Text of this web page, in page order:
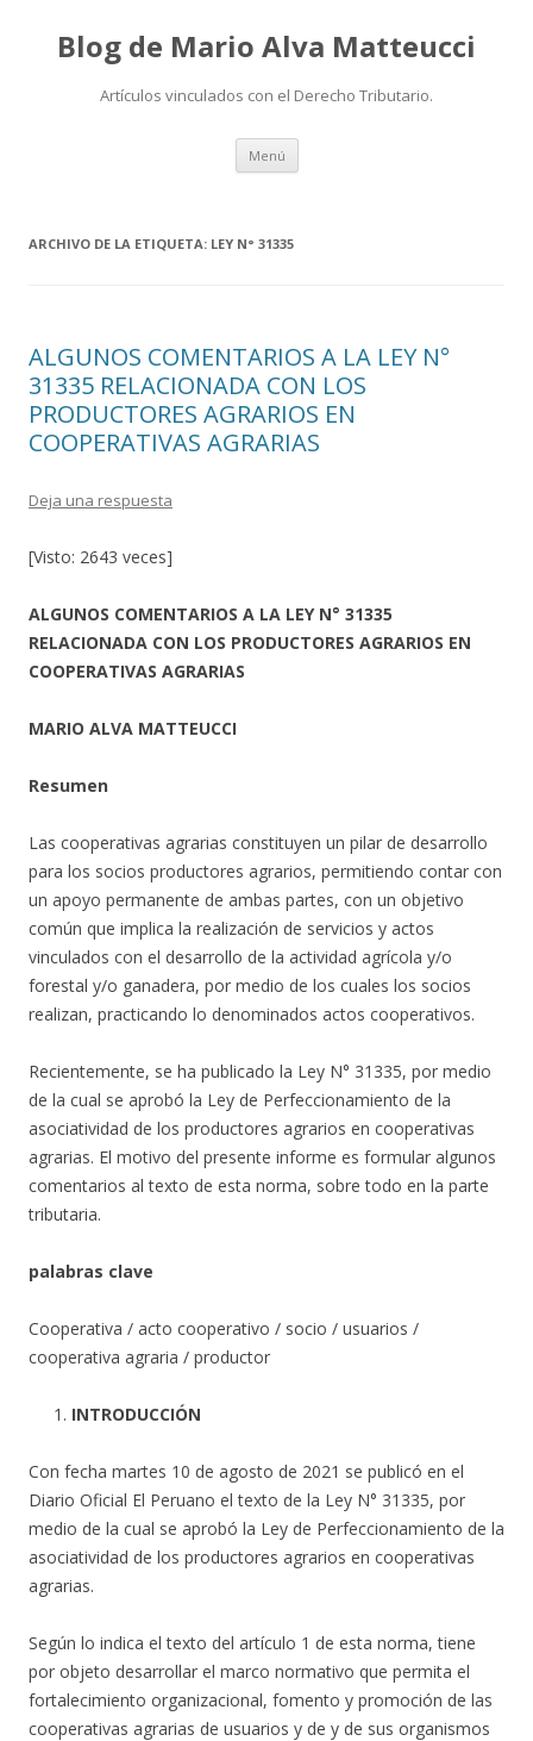
Blog de Mario Alva Matteucci
Artículos vinculados con el Derecho Tributario.
Menú Ir
contenido
ARCHIVO DE LA ETIQUETA: LEY N° 31335
ALGUNOS COMENTARIOS A LA LEY N°
31335 RELACIONADA CON LOS
PRODUCTORES AGRARIOS EN
COOPERATIVAS AGRARIAS
Deja una respuesta
[Visto: 2643 veces]
ALGUNOS COMENTARIOS A LA LEY N° 31335
RELACIONADA CON LOS PRODUCTORES AGRARIOS EN
COOPERATIVAS AGRARIAS
MARIO ALVA MATTEUCCI
Resumen
Las cooperativas agrarias constituyen un pilar de desarrollo
para los socios productores agrarios, permitiendo contar con
un apoyo permanente de ambas partes, con un objetivo
común que implica la realización de servicios y actos
vinculados con el desarrollo de la actividad agrícola y/o
forestal y/o ganadera, por medio de los cuales los socios
realizan, practicando lo denominados actos cooperativos.
Recientemente, se ha publicado la Ley N° 31335, por medio
de la cual se aprobó la Ley de Perfeccionamiento de la
asociatividad de los productores agrarios en cooperativas
agrarias. El motivo del presente informe es formular algunos
comentarios al texto de esta norma, sobre todo en la parte
tributaria.
palabras clave
Cooperativa / acto cooperativo / socio / usuarios /
cooperativa agraria / productor
INTRODUCCIÓN
Con fecha martes 10 de agosto de 2021 se publicó en el
Diario Oficial El Peruano el texto de la Ley N° 31335, por
medio de la cual se aprobó la Ley de Perfeccionamiento de la
asociatividad de los productores agrarios en cooperativas
agrarias.
Según lo indica el texto del artículo 1 de esta norma, tiene
por objeto desarrollar el marco normativo que permita el
fortalecimiento organizacional, fomento y promoción de las
cooperativas agrarias de usuarios y de y de sus organismos